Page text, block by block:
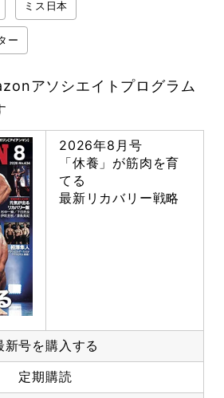
ミス日本
ー
アソシエイトプログラム
2026年8月号
「休養」が筋肉を育
てる
最新リカバリー戦略
新号を購入する
定期購読